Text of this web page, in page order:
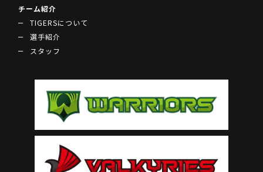
チーム紹介
TIGERSについて
選手紹介
スタッフ